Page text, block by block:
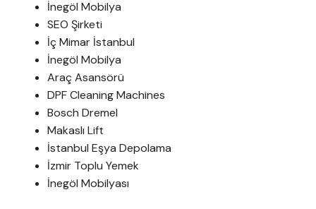
İnegöl Mobilya
SEO Şirketi
İç Mimar İstanbul
İnegöl Mobilya
Araç Asansörü
DPF Cleaning Machines
Bosch Dremel
Makaslı Lift
İstanbul Eşya Depolama
İzmir Toplu Yemek
İnegöl Mobilyası